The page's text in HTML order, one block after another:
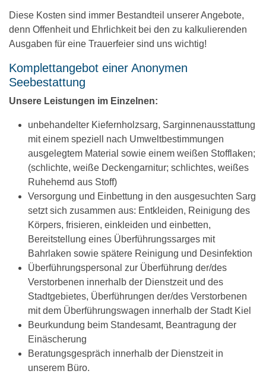
Diese Kosten sind immer Bestandteil unserer Angebote,
denn Offenheit und Ehrlichkeit bei den zu kalkulierenden
Ausgaben für eine Trauerfeier sind uns wichtig!
Komplettangebot einer Anonymen
Seebestattung
Unsere Leistungen im Einzelnen:
unbehandelter Kiefernholzsarg, Sarginnenausstattung
mit einem speziell nach Umweltbestimmungen
ausgelegtem Material sowie einem weißen Stofflaken;
(schlichte, weiße Deckengarnitur; schlichtes, weißes
Ruhehemd aus Stoff)
Versorgung und Einbettung in den ausgesuchten Sarg
setzt sich zusammen aus: Entkleiden, Reinigung des
Körpers, frisieren, einkleiden und einbetten,
Bereitstellung eines Überführungssarges mit
Bahrlaken sowie spätere Reinigung und Desinfektion
Überführungspersonal zur Überführung der/des
Verstorbenen innerhalb der Dienstzeit und des
Stadtgebietes, Überführungen der/des Verstorbenen
mit dem Überführungswagen innerhalb der Stadt Kiel
Beurkundung beim Standesamt, Beantragung der
Einäscherung
Beratungsgespräch innerhalb der Dienstzeit in
unserem Büro.